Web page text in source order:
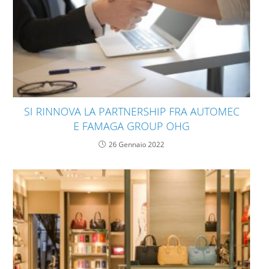
SI RINNOVA LA PARTNERSHIP FRA AUTOMEC
E FAMAGA GROUP OHG
26 Gennaio 2022